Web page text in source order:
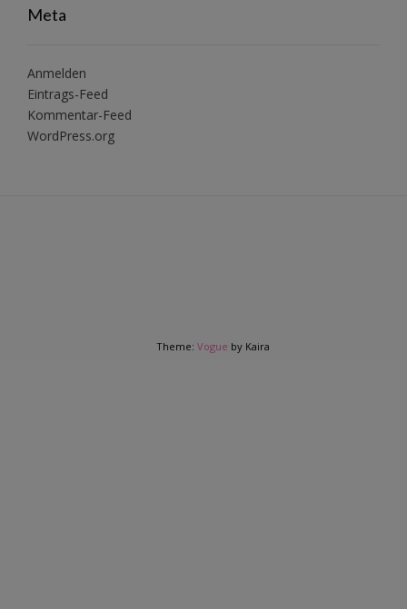
Meta
Anmelden
Eintrags-Feed
Kommentar-Feed
WordPress.org
Theme: Vogue by Kaira